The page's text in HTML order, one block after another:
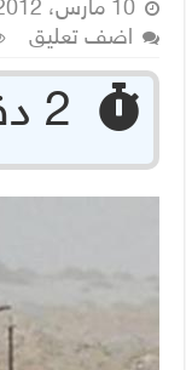
10 مارس، 2012
اضف تعليق
253